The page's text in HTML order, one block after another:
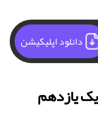
دانلود اپلیکیشن